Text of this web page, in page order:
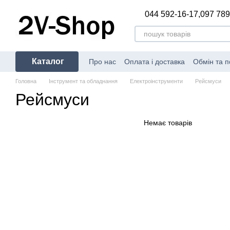
044 592-16-17,097
Каталог Про нас Оплата і доставка Обмін та
Головна Інструмент та обладнання Електроінструменти Рейсмуси
Рейсмуси
Немає товарів